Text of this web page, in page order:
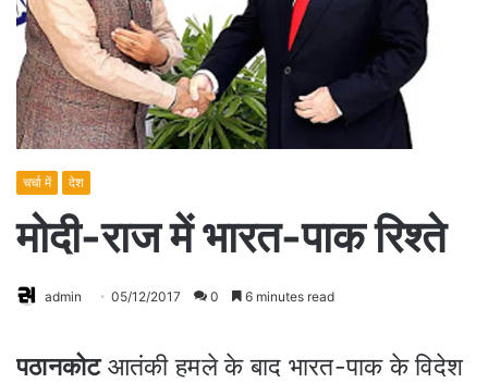
चर्चा में देश
मोदी-राज में भारत-पाक रिश्ते
admin 05/12/2017 0 6 minutes read
पठानकोटआतंकी हमले के बाद भारत-पाक के विदेश